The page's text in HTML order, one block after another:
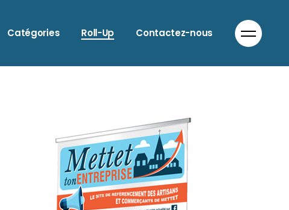
Catégories
COMMERCES DIVERS
Roll-Up Contactez-nous